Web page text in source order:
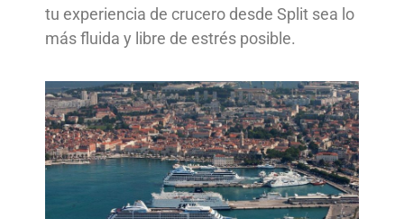
tu experiencia de crucero desde Split sea lo
más fluida y libre de estrés posible.